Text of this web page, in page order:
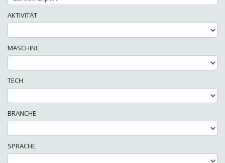
AKTIVITÄT
MASCHINE
TECH
BRANCHE
SPRACHE